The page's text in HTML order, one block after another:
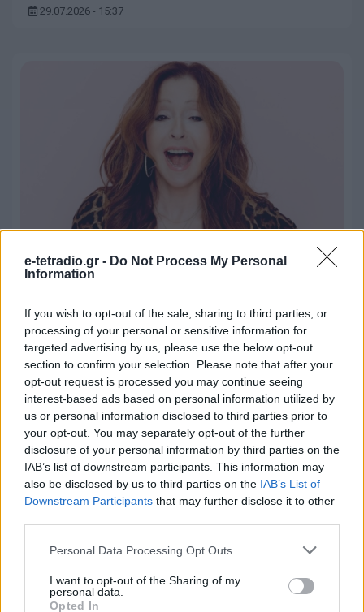
e-tetradio.gr - Do Not Process My Personal
Information
If you wish to opt-out of the sale, sharing to third parties, or
processing of your personal or sensitive information for
targeted advertising by us, please use the below opt-out
section to confirm your selection. Please note that after your
opt-out request is processed you may continue seeing
interest-based ads based on personal information utilized by
us or personal information disclosed to third parties prior to
your opt-out. You may separately opt-out of the further
disclosure of your personal information by third parties on the
IAB’s list of downstream participants. This information may
also be disclosed by us to third parties on the IAB’s List of
Downstream Participants that may further disclose it to other
Personal Data Processing Opt Outs
I want to opt-out of the Sharing of my
personal data.
Opted In
29.07.2026 - 15:37
Η Βίκυ Λέανδρος στο Kosmos 93.6 και
την εκπομπή του Πέτρου Αδάμ
26.07.2026 - 13:00